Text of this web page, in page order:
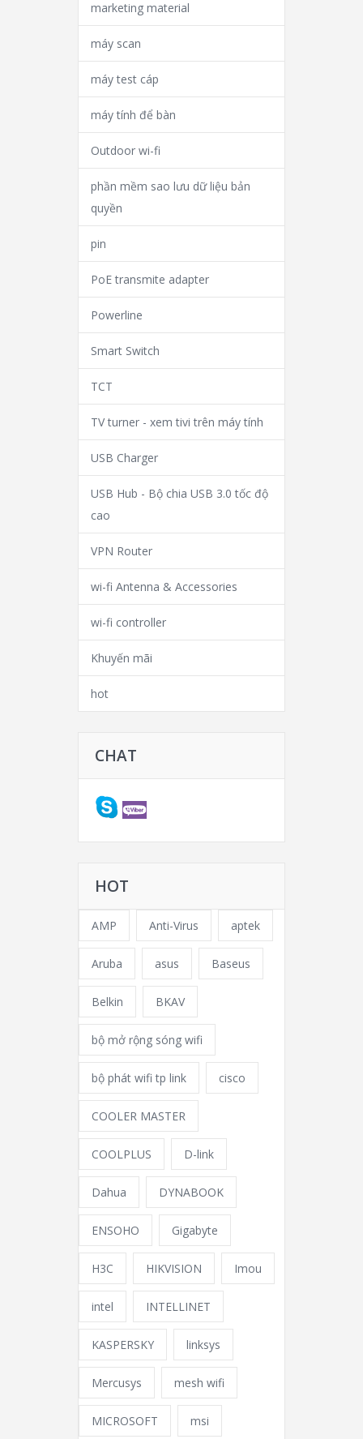
marketing material
máy scan
máy test cáp
máy tính để bàn
Outdoor wi-fi
phần mềm sao lưu dữ liệu bản
quyền
pin
PoE transmite adapter
Powerline
Smart Switch
TCT
TV turner - xem tivi trên máy tính
USB Charger
USB Hub - Bộ chia USB 3.0 tốc độ
cao
VPN Router
wi-fi Antenna & Accessories
wi-fi controller
Khuyến mãi
hot
CHAT
HOT
AMP Anti-Virus aptek
Aruba asus Baseus
Belkin BKAV
bộ mở rộng sóng wifi
bộ phát wifi tp link cisco
COOLER MASTER
COOLPLUS D-link
Dahua DYNABOOK
ENSOHO Gigabyte
H3C HIKVISION Imou
intel INTELLINET
KASPERSKY linksys
Mercusys mesh wifi
MICROSOFT msi